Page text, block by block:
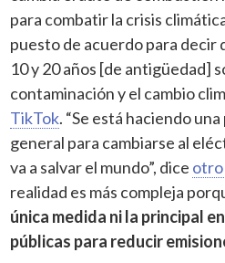
para combatir la crisis
puesto de acuerdo para decir
10 y 20 años [de antigüedad]
contaminación y el cambio
TikTok. “Se está haciendo
general para cambiarse al
va a salvar el mundo”, dice
realidad es más compleja
única medida ni la principal
públicas para reducir